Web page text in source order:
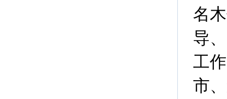
名
导
工
市